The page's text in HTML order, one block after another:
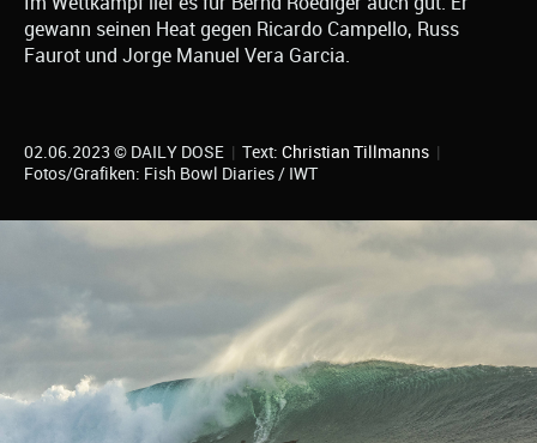
gewann seinen Heat gegen Ricardo Campello, Russ
Faurot und Jorge Manuel Vera Garcia.
02.06.2023 © DAILY DOSE | Text: Christian Tillmanns |
Fotos/Grafiken: Fish Bowl Diaries / IWT